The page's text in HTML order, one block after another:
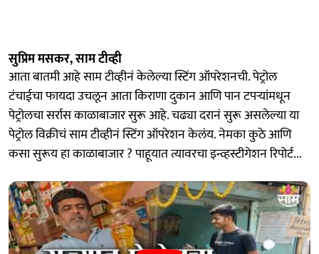
सुप्रिम मसकर, साम टीव्ही
आता बातमी आहे साम टीव्हीनं केलेल्या स्टिंग ऑपरेशनची. पेट्रोल
टंचाईचा फायदा उचलून आता किराणा दुकान आणि पान टपऱ्यांमधून
पेट्रोलचा सर्रास काळाबाजार सुरू आहे. चढ्या दरानं सुरू असलेल्या या
पेट्रोल विक्रीचं साम टीव्हीनं स्टिंग ऑपरेशन केलंय. नेमका कुठे आणि
कसा सुरूय हा काळाबाजार ? पाहूयात त्यावरचा इन्व्हस्टीगेशन रिपोर्ट...